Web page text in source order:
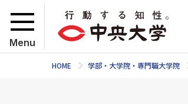
Menu
HOME 学部・大学院・専門職大学院